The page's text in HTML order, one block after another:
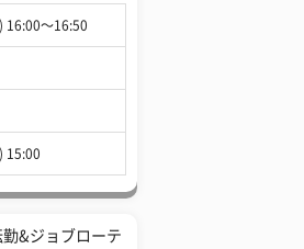
16:00〜16:50
15:00
勤&ジョブローテ